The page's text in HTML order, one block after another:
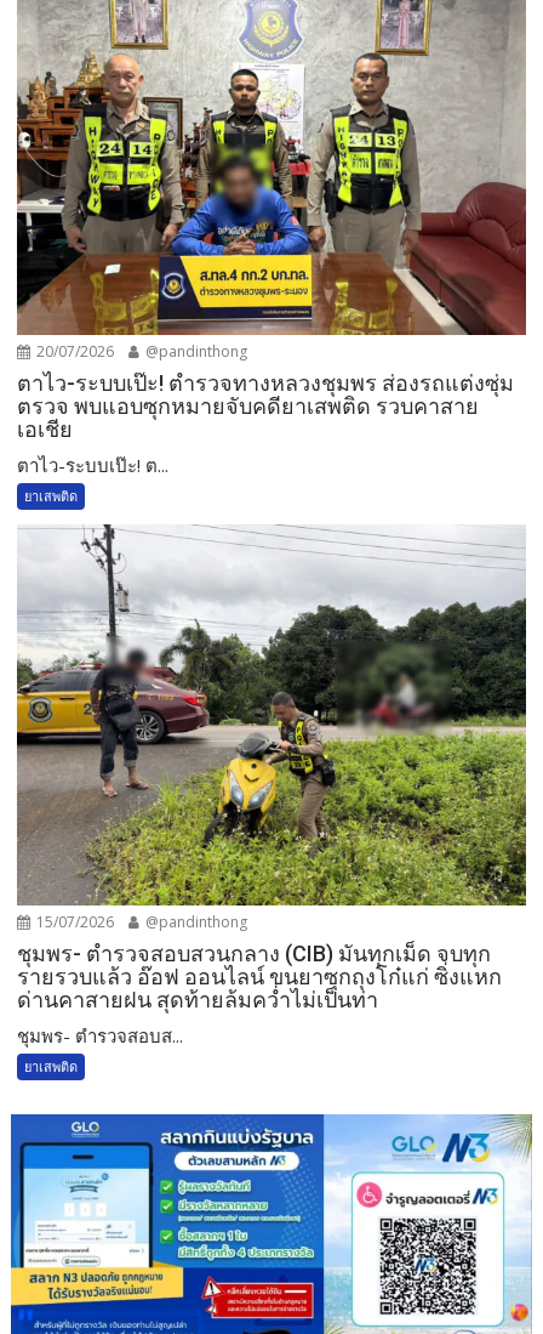
20/07/2026 @pandinthong
ตาไว-ระบบเป๊ะ! ตำรวจทางหลวงชุมพร ส่องรถแต่งซุ่ม
ตรวจ พบแอบซุกหมายจับคดียาเสพติด รวบคาสาย
เอเชีย
ตาไว-ระบบเป๊ะ! ต...
ยาเสพติด
15/07/2026 @pandinthong
ชุมพร- ตำรวจสอบสวนกลาง (CIB) มันทุกเม็ด จบทุก
รายรวบแล้ว อ๊อฟ ออนไลน์ ขนยาซุกถุงโก๋แก่ ซิ่งแหก
ด่านคาสายฝน สุดท้ายล้มคว่ำไม่เป็นท่า
ชุมพร- ตำรวจสอบส...
ยาเสพติด